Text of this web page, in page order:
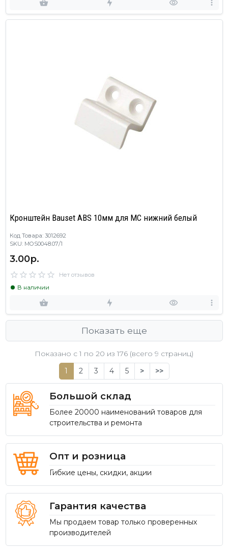
Кронштейн Bauset ABS 10мм для МС нижний белый
Код Товара: 3012692
SKU: MOS0048.07/1
3.00р.
Нет отзывов
В наличии
Показать еще
Показано с 1 по 20 из 176 (всего 9 страниц)
1
2 3 4 5 > >>
Большой склад
Более 20000 наименований товаров для
строительства и ремонта
Опт и розница
Гибкие цены, скидки, акции
Гарантия качества
Мы продаем товар только проверенных
производителей